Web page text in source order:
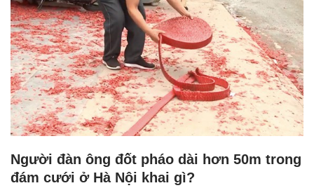
Người đàn ông đốt pháo dài hơn 50m trong
đám cưới ở Hà Nội khai gì?